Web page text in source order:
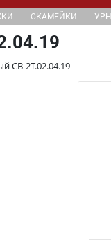
СКАМЕЙКИ
СВ-2Т.02.04.19